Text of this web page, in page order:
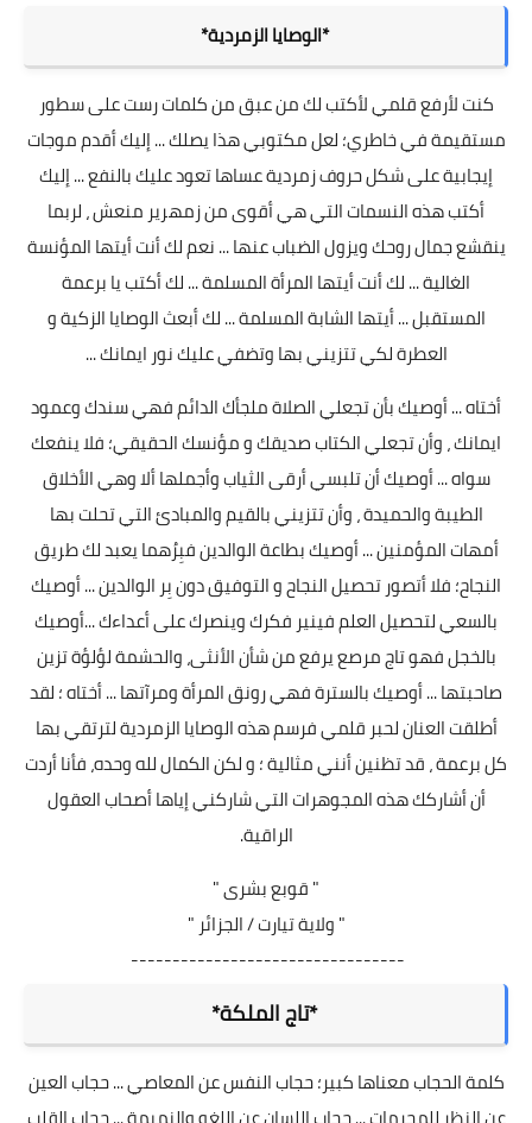
*الوصايا الزمردية*
كنت لأرفع قلمي لأكتب لك من عبق من كلمات رست على سطور
مستقيمة في خاطري؛ لعل مكتوبي هذا يصلك ... إليك أقدم موجات
إيجابية على شكل حروف زمردية عساها تعود عليك بالنفع ... إليك
أكتب هذه النسمات التي هي أقوى من زمهرير منعش ، لربما
ينقشع جمال روحك ويزول الضباب عنها ... نعم لك أنت أيتها المؤنسة
الغالية ... لك أنت أيتها المرأة المسلمة ... لك أكتب يا برعمة
المستقبل ... أيتها الشابة المسلمة ... لك أبعث الوصايا الزكية و
العطرة لكي تتزيني بها وتضفي عليك نور ايمانك ...
أختاه ... أوصيك بأن تجعلي الصلاة ملجأك الدائم فهي سندك وعمود
ايمانك ، وأن تجعلي الكتاب صديقك و مؤنسك الحقيقي؛ فلا ينفعك
سواه ... أوصيك أن تلبسي أرقى الثياب وأجملها ألا وهي الأخلاق
الطيبة والحميدة ، وأن تتزيني بالقيم والمبادئ التي تحلت بها
أمهات المؤمنين ... أوصيك بطاعة الوالدين فبِرُهما يعبد لك طريق
النجاح؛ فلا أتصور تحصيل النجاح و التوفيق دون بِر الوالدين ... أوصيك
بالسعي لتحصيل العلم فينير فكرك وينصرك على أعداءك ...أوصيك
بالخجل فهو تاج مرصع يرفع من شأن الأنثى، والحشمة لؤلؤة تزين
صاحبتها ... أوصيك بالسترة فهي رونق المرأة ومرآتها ... أختاه ؛ لقد
أطلقت العنان لحبر قلمي فرسم هذه الوصايا الزمردية لترتقي بها
كل برعمة ، قد تظنين أنني مثالية ؛ و لكن الكمال لله وحده، فأنا أردت
أن أشاركك هذه المجوهرات التي شاركني إياها أصحاب العقول
الراقية.
" قوبع بشرى "
" ولاية تيارت / الجزائر "
---------------------------------
*تاج الملكة*
كلمة الحجاب معناها كبير؛ حجاب النفس عن المعاصي ... حجاب العين